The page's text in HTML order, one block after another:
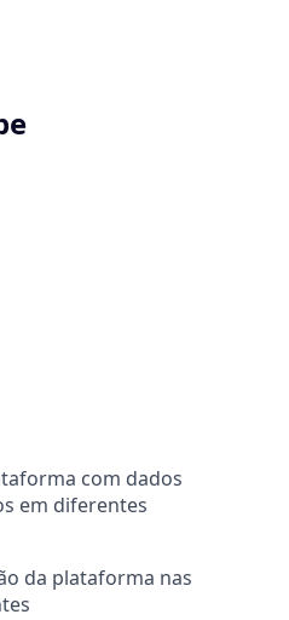
com dados
em diferentes
da plataforma nas